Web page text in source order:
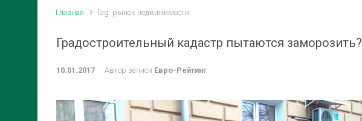
Главная Tag: рынок недвижимости
Градостроительный кадастр пытаются заморозить?
10.01.2017 Автор записи Евро-Рейтинг